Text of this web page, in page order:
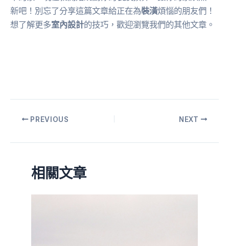
新吧！別忘了分享這篇文章給正在為裝潢煩惱的朋友們！
想了解更多室內設計的技巧，歡迎瀏覽我們的其他文章。
PREVIOUS NEXT
相關文章